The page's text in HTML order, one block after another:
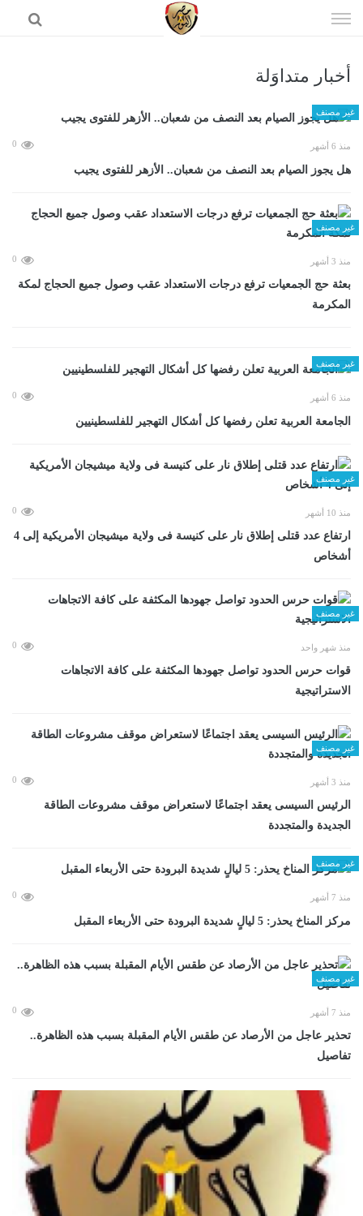
الى
أخبار متداوَلة
غير مصنف
منذ 6 أشهر 0
هل يجوز الصيام بعد النصف من شعبان.. الأزهر للفتوى يجيب
غير مصنف
منذ 3 أشهر 0
بعثة حج الجمعيات ترفع درجات الاستعداد عقب وصول جميع الحجاج لمكة
المكرمة
غير مصنف
منذ 6 أشهر 0
الجامعة العربية تعلن رفضها كل أشكال التهجير للفلسطينيين
غير مصنف
منذ 10 أشهر 0
ارتفاع عدد قتلى إطلاق نار على كنيسة فى ولاية ميشيجان الأمريكية إلى 4
أشخاص
غير مصنف
منذ شهر واحد 0
قوات حرس الحدود تواصل جهودها المكثفة على كافة الاتجاهات
الاستراتيجية
غير مصنف
منذ 3 أشهر 0
الرئيس السيسى يعقد اجتماعًا لاستعراض موقف مشروعات الطاقة
الجديدة والمتجددة
غير مصنف
منذ 7 أشهر 0
مركز المناخ يحذر: 5 ليالٍ شديدة البرودة حتى الأربعاء المقبل
غير مصنف
منذ 7 أشهر 0
تحذير عاجل من الأرصاد عن طقس الأيام المقبلة بسبب هذه الظاهرة..
تفاصيل